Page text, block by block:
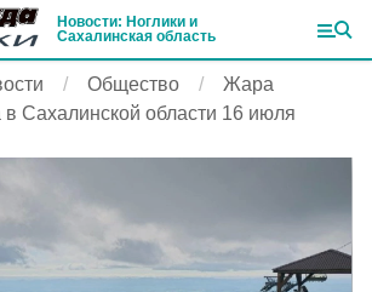
Новости: Ноглики и
Сахалинская область
Общество
Жара
в Сахалинской области 16 июля